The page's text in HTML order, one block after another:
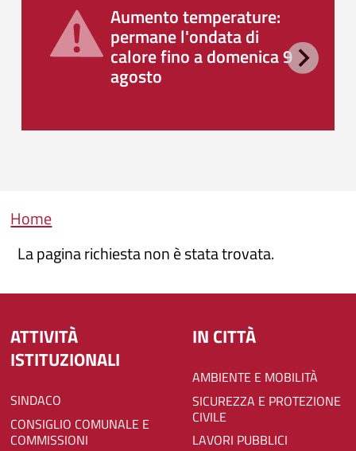
Aumento temperature:
permane l'ondata di
calore fino a domenica 9
agosto
Briciole di pane
Home
La pagina richiesta non è stata trovata.
ATTIVITÀ
ISTITUZIONALI
SINDACO
CONSIGLIO COMUNALE E
COMMISSIONI
IN CITTÀ
AMBIENTE E MOBILITÀ
SICUREZZA E PROTEZIONE
CIVILE
LAVORI PUBBLICI